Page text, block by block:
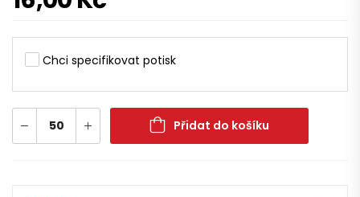
Chci specifikovat potisk
Přidat do košíku